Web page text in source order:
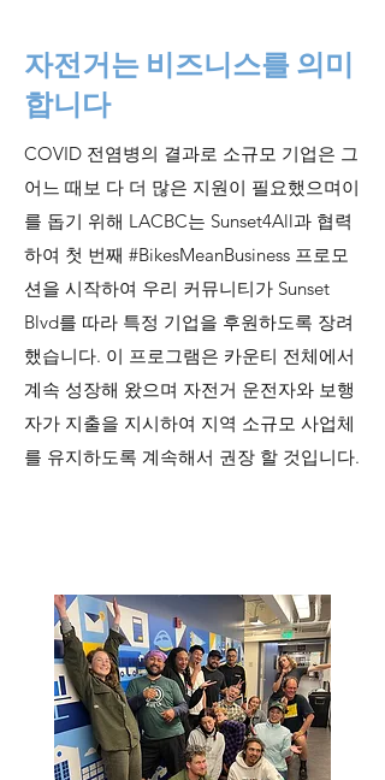
자전거는 비즈니스를 의미
합니다
COVID 전염병의 결과로 소규모 기업은 그
어느 때보 다 더 많은 지원이 필요했으며이
를 돕기 위해 LACBC는 Sunset4All과 협력
하여 첫 번째 #BikesMeanBusiness 프로모
션을 시작하여 우리 커뮤니티가 Sunset
Blvd를 따라 특정 기업을 후원하도록 장려
했습니다. 이 프로그램은 카운티 전체에서
계속 성장해 왔으며 자전거 운전자와 보행
자가 지출을 지시하여 지역 소규모 사업체
를 유지하도록 계속해서 권장 할 것입니다.